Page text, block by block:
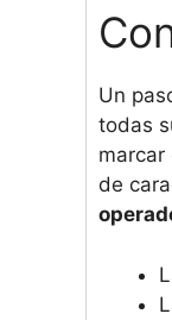
Un
todas
marcar
de